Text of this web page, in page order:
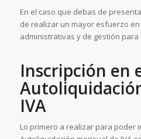
En el caso que debas de
de realizar un mayor esfuerzo
administrativas y de gestión
Inscripción en
IVA
Lo primero a realizar para poder